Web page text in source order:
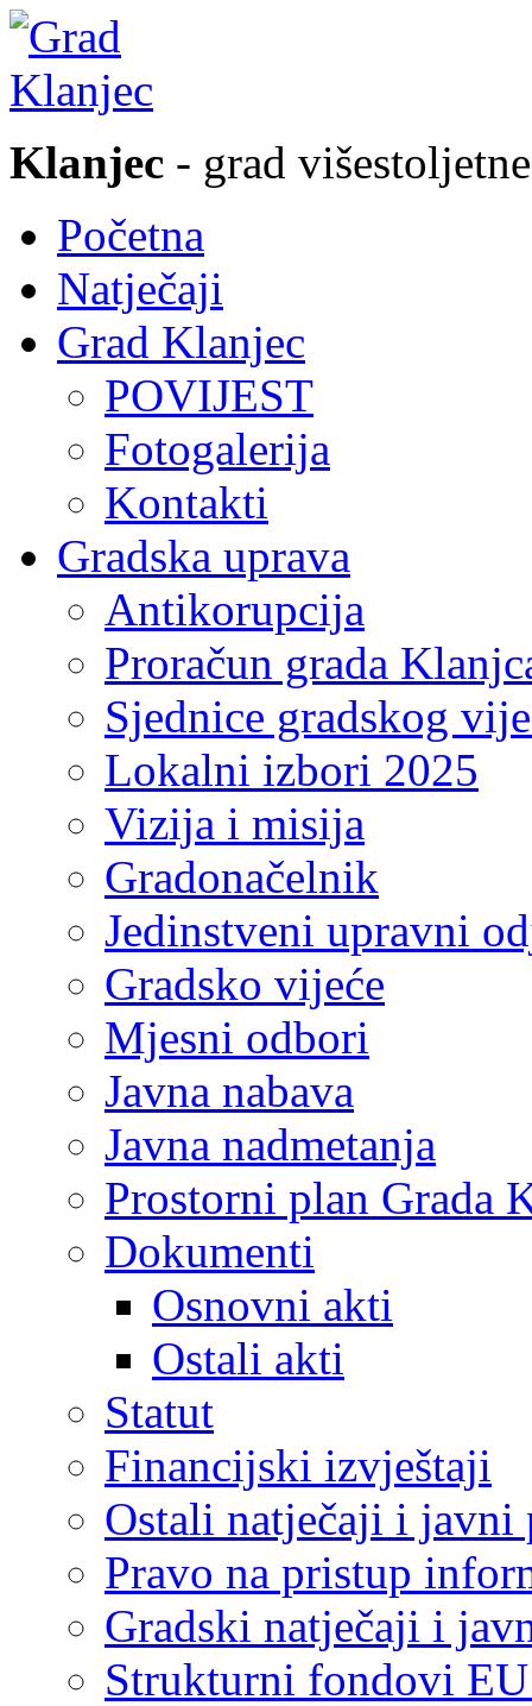
Klanjec - grad
Početna
Natječaji
Grad Klanjec
POVIJEST
Fotogalerija
Kontakti
Gradska uprava
Antikorupcija
Proračun grada
Sjednice gradskog
Lokalni izbori 2025
Vizija i misija
Gradonačelnik
Jedinstveni upravni
Gradsko vijeće
Mjesni odbori
Javna nabava
Javna nadmetanja
Prostorni plan Grada
Dokumenti
Osnovni akti
Ostali akti
Statut
Financijski izvještaji
Ostali natječaji i javni
Pravo na pristup
Gradski natječaji i
Strukturni fondovi